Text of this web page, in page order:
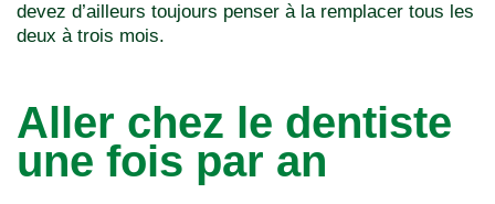
devez d’ailleurs toujours penser à la remplacer tous les
deux à trois mois.
Aller chez le dentiste
une fois par an